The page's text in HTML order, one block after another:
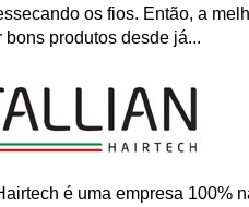
os fios. Então, a
bons produtos desde já...
é uma empresa 100%